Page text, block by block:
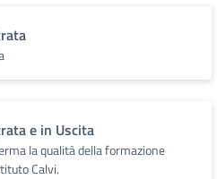
e in Uscita
la qualità della formazione
Calvi.